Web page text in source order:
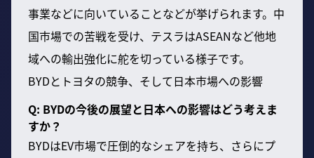
事業などに向いていることなどが挙げられます。中
国市場での苦戦を受け、テスラはASEANなど他地
域への輸出強化に舵を切っている様子です。
BYDとトヨタの競争、そして日本市場への影響
Q: BYDの今後の展望と日本への影響はどう考えま
すか？
BYDはEV市場で圧倒的なシェアを持ち、さらにプ